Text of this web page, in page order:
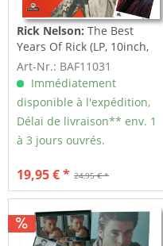
Rick Nelson: The Best
Years Of Rick (LP, 10inch,
Ltd.)
Art-Nr.: BAF11031
Immédiatement
disponible à l'expédition,
Délai de livraison** env. 1
à 3 jours ouvrés.
24,95 € *
19,95 € *